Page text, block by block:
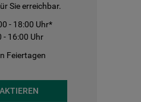
Sie erreichbar.
- 18:00 Uhr*
- 16:00 Uhr
Feiertagen